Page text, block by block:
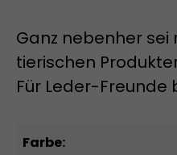
Ganz nebenher
tierischen
Für Leder-
Farbe: